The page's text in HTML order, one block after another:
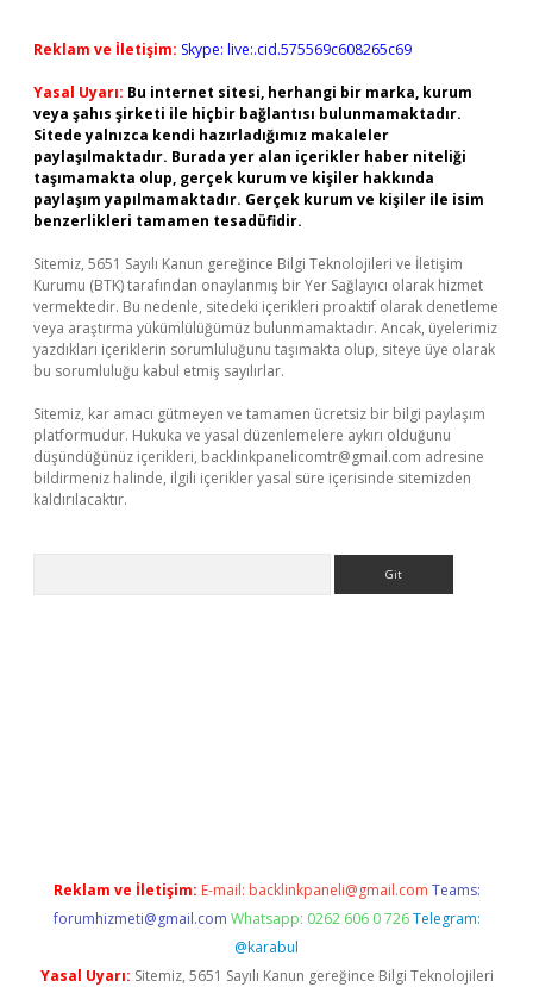
Reklam ve İletişim: Skype: live:.cid.575569c608265c69
Yasal Uyarı: Bu internet sitesi, herhangi bir marka, kurum
veya şahıs şirketi ile hiçbir bağlantısı bulunmamaktadır.
Sitede yalnızca kendi hazırladığımız makaleler
paylaşılmaktadır. Burada yer alan içerikler haber niteliği
taşımamakta olup, gerçek kurum ve kişiler hakkında
paylaşım yapılmamaktadır. Gerçek kurum ve kişiler ile isim
benzerlikleri tamamen tesadüfidir.
Sitemiz, 5651 Sayılı Kanun gereğince Bilgi Teknolojileri ve İletişim
Kurumu (BTK) tarafından onaylanmış bir Yer Sağlayıcı olarak hizmet
vermektedir. Bu nedenle, sitedeki içerikleri proaktif olarak denetleme
veya araştırma yükümlülüğümüz bulunmamaktadır. Ancak, üyelerimiz
yazdıkları içeriklerin sorumluluğunu taşımakta olup, siteye üye olarak
bu sorumluluğu kabul etmiş sayılırlar.
Sitemiz, kar amacı gütmeyen ve tamamen ücretsiz bir bilgi paylaşım
platformudur. Hukuka ve yasal düzenlemelere aykırı olduğunu
düşündüğünüz içerikleri, backlinkpanelicomtr@gmail.com adresine
bildirmeniz halinde, ilgili içerikler yasal süre içerisinde sitemizden
kaldırılacaktır.
Reklam ve İletişim: E-mail: backlinkpaneli@gmail.com Teams:
forumhizmeti@gmail.com Whatsapp: 0262 606 0 726 Telegram:
@karabul
Yasal Uyarı: Sitemiz, 5651 Sayılı Kanun gereğince Bilgi Teknolojileri